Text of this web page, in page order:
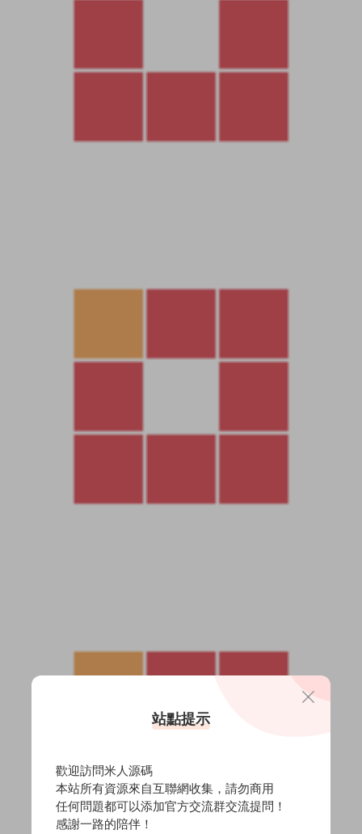
站點提示
歡迎訪問米人源碼
本站所有資源來自互聯網收集，請勿商用
任何問題都可以添加官方交流群交流提問！
感謝一路的陪伴！